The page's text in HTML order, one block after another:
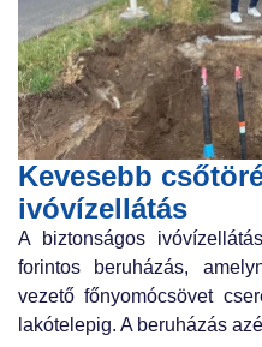
Kevesebb
ivóvízellátás
A biztonságos
forintos beruházás,
vezető főnyomócsövet
lakótelepig. A beruházás